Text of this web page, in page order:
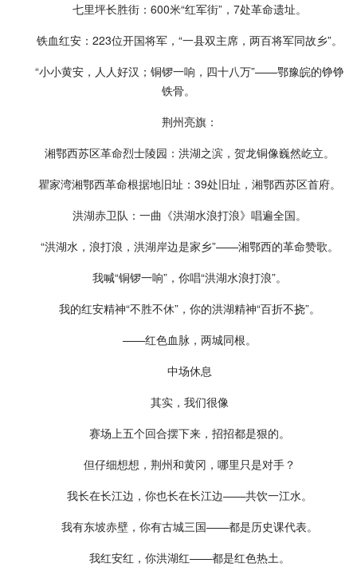
七里坪长胜街：600米“红军街”，7处革命遗址。
铁血红安：223位开国将军，“一县双主席，两百将军同故乡”。
“小小黄安，人人好汉；铜锣一响，四十八万”——鄂豫皖的铮铮
铁骨。
荆州亮旗：
湘鄂西苏区革命烈士陵园：洪湖之滨，贺龙铜像巍然屹立。
瞿家湾湘鄂西革命根据地旧址：39处旧址，湘鄂西苏区首府。
洪湖赤卫队：一曲《洪湖水浪打浪》唱遍全国。
“洪湖水，浪打浪，洪湖岸边是家乡”——湘鄂西的革命赞歌。
我喊“铜锣一响”，你唱“洪湖水浪打浪”。
我的红安精神“不胜不休”，你的洪湖精神“百折不挠”。
——红色血脉，两城同根。
中场休息
其实，我们很像
赛场上五个回合摆下来，招招都是狠的。
但仔细想想，荆州和黄冈，哪里只是对手？
我长在长江边，你也长在长江边——共饮一江水。
我有东坡赤壁，你有古城三国——都是历史课代表。
我红安红，你洪湖红——都是红色热土。